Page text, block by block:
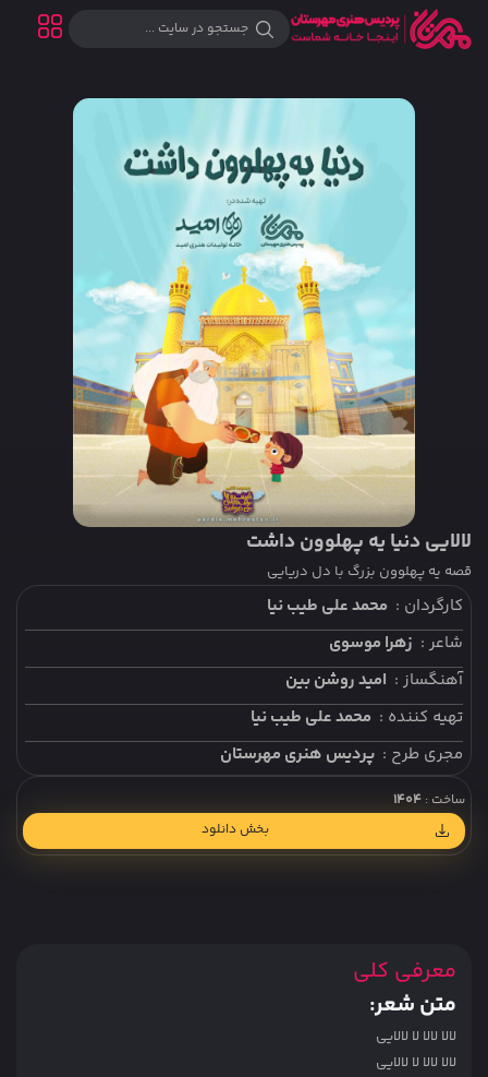
لالایی دنیا یه پهلوون داشت
قصه یه پهلوون بزرگ با دل دریایی
کارگردان : محمد علی طیب نیا
شاعر : زهرا موسوی
آهنگساز : امید روشن بین
تهیه کننده : محمد علی طیب نیا
مجری طرح : پردیس هنری مهرستان
ساخت :
بخش دانلود
معرفی کلی
متن شعر:
لالا لالا لا لالایی
لالا لالا لا لالایی